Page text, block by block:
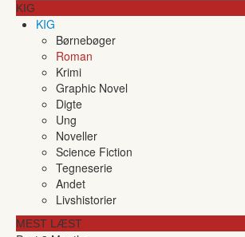
KIG
KIG
Børnebøger
Roman
Krimi
Graphic Novel
Digte
Ung
Noveller
Science Fiction
Tegneserie
Andet
Livshistorier
MEST LÆST